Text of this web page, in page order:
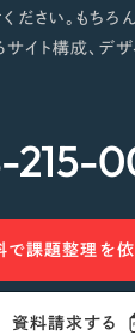
ださい。もちろ
イト構成、デザ
215-
で課題整理を
資料請求する